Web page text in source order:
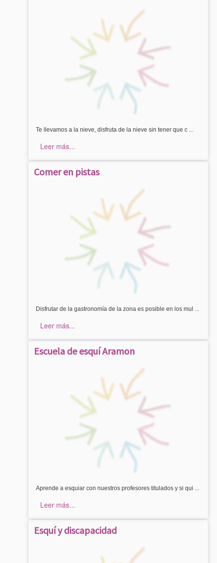
Te llevamos a la nieve, disfruta de la nieve sin tener que c ...
Leer más...
Comer en pistas
Disfrutar de la gastronomía de la zona es posible en los mul ...
Leer más...
Escuela de esquí Aramon
Aprende a esquiar con nuestros profesores titulados y si qui ...
Leer más...
Esquí y discapacidad